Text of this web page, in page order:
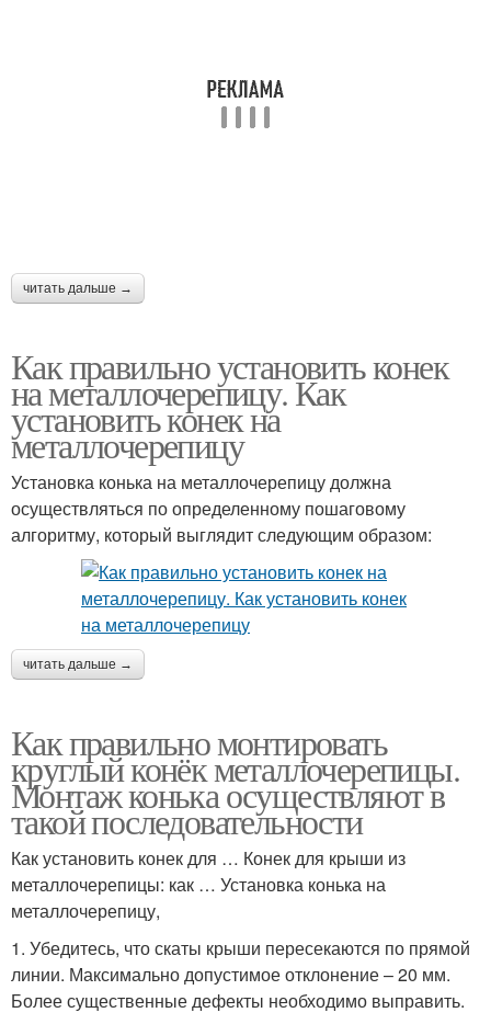
Четырехскатная крыша
Крыша из
Покрытия на крышу
Ондулина на
четырехскатную крышу
Металлочерепицы на
крышу
читать дальше →
Как правильно установить конек
на металлочерепицу. Как
установить конек на
металлочерепицу
Установка конька на металлочерепицу должна
осуществляться по определенному пошаговому
алгоритму, который выглядит следующим образом:
читать дальше →
Как правильно монтировать
круглый конёк металлочерепицы.
Монтаж конька осуществляют в
такой последовательности
Как установить конек для … Конек для крыши из
металлочерепицы: как … Установка конька на
металлочерепицу,
1. Убедитесь, что скаты крыши пересекаются по прямой
линии. Максимально допустимое отклонение – 20 мм.
Более существенные дефекты необходимо выправить.